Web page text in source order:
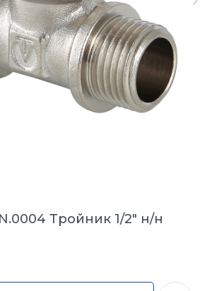
Тройник 1/2" н/н